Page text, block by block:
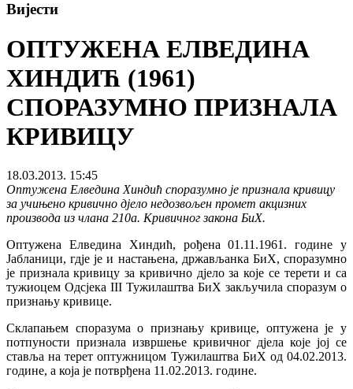
Вијести
ОПТУЖЕНА ЕЛВЕДИНА
ХИНДИЋ (1961)
СПОРАЗУМНО ПРИЗНАЛА
КРИВИЦУ
18.03.2013. 15:45
Оптужена Елведина Хиндић споразумно је признала кривицу
за учињено кривично дјело недозвољен промет акцизних
производа из члана 210а. Кривичног закона БиХ.
Оптужена Елведина Хиндић, рођена 01.11.1961. године у
Јабланици, гдје је и настањена, држављанка БиХ, споразумно
је признала кривицу за кривично дјело за које се терети и са
тужиоцем Одсјека III Тужилаштва БиХ закључила споразум о
признању кривице.
Склапањем споразума о признању кривице, оптужена је у
потпуности признала извршење кривичног дјела које јој се
ставља на терет оптужницом Тужилаштва БиХ од 04.02.2013.
године, а која је потврђена 11.02.2013. године.